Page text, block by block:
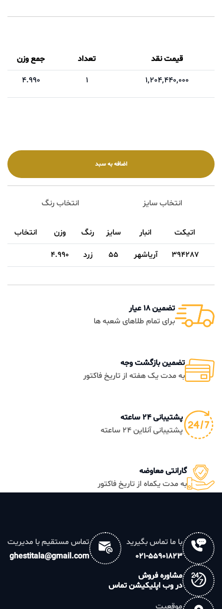
قیمت نقد تعداد
جمع وزن
1,204,440,000
4.990
انتخاب سایز انتخاب رنگ
اتیکت انبار سایز رنگ وزن انتخاب
394287 آریاشهر 55 زرد 4.990
تضمین 18 عیار
برای تمام طلاهای شعبه ها
تضمین بازگشت وجه
به مدت یک هفته از تاریخ فاکتور
پشتیبانی 24 ساعته
پشتیبانی آنلاین 24 ساعته
گارانتی معاوضه
به مدت یکماه از تاریخ فاکتور
با ما تماس بگیرید
021-55901823
تماس مستقیم با مدیریت
ghestitala@gmail.com
مشاوره فروش
در وب اپلیکیشن تماس
موقعیت